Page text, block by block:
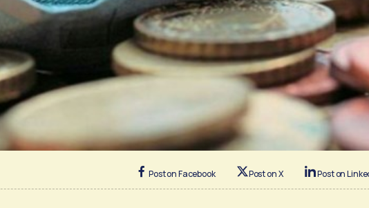
Post on Facebook Post on X Post on